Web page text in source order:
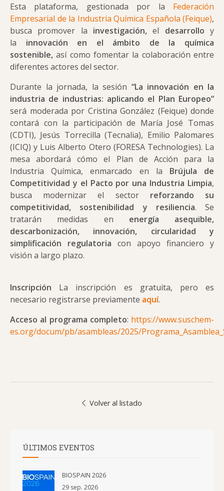
Esta plataforma, gestionada por la Federación
Empresarial de la Industria Química Española (Feique),
busca promover la investigación, el desarrollo y
la innovación en el ámbito de la química
sostenible, así como fomentar la colaboración entre
diferentes actores del sector.
Durante la jornada, la sesión “La innovación en la
industria de industrias: aplicando el Plan Europeo”
será moderada por Cristina González (Feique) donde
contará con la participación de María José Tomas
(CDTI), Jesús Torrecilla (Tecnalia), Emilio Palomares
(ICIQ) y Luis Alberto Otero (FORESA Technologies). La
mesa abordará cómo el Plan de Acción para la
Industria Química, enmarcado en la Brújula de
Competitividad y el Pacto por una Industria Limpia,
busca modernizar el sector reforzando su
competitividad, sostenibilidad y resiliencia. Se
tratarán medidas en energía asequible,
descarbonización, innovación, circularidad y
simplificación regulatoria con apoyo financiero y
visión a largo plazo.
Inscripción La inscripción es gratuita, pero es
necesario registrarse previamente aquí.
Acceso al programa completo: https://www.suschem-
es.org/docum/pb/asambleas/2025/
Volver al listado
ÚLTIMOS EVENTOS
BIOSPAIN 2026
29 sep. 2026